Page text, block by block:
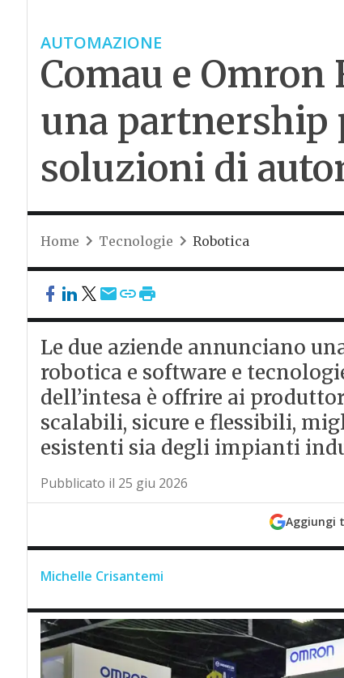
AUTOMAZIONE
Comau e
una partnership
soluzioni di
Home Tecnologie Robotica
Le due aziende annunciano
robotica e software e
dell’intesa è offrire ai
scalabili, sicure e flessibili,
esistenti sia degli impianti
Pubblicato il 25 giu 2026
Aggiungi
Michelle Crisantemi